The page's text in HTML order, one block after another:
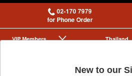
02-170 7979
for Phone Order
Thailand
VIP Membership
New to our